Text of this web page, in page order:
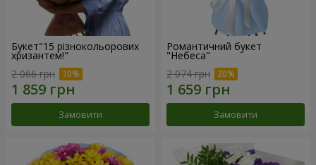
Букет"15 різнокольорових
хризантем!"
2 066 грн
Замовити
Романтичний букет
"Небеса"
2 074 грн
Замовити